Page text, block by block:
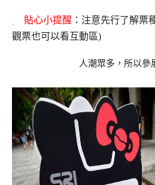
貼心小提醒 ：注意先行了解票
觀票也可以看互動區)
人潮眾多，所以參展民